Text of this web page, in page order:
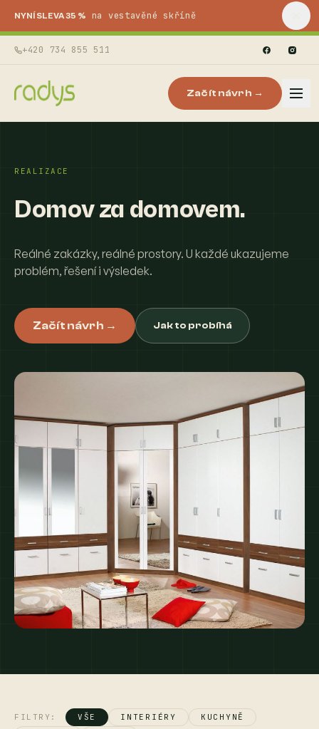
NYNÍ SLEVA 35 % na vestavěné skříně
+420 734 855 511
Začít návrh →
REALIZACE
Domov za domovem.
Reálné zakázky, reálné prostory. U každé ukazujeme
problém, řešení i výsledek.
Začít návrh → Jak to probíhá
FILTRY: VŠE INTERIÉRY
KUCHYNĚ